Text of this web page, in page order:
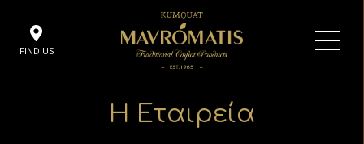
FIND US
Η Εταιρεία